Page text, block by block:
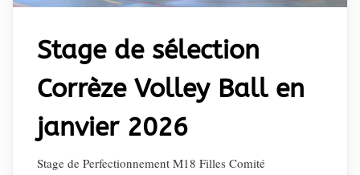
Stage de sélection
Corrèze Volley Ball en
janvier 2026
Stage de Perfectionnement M18 Filles Comité